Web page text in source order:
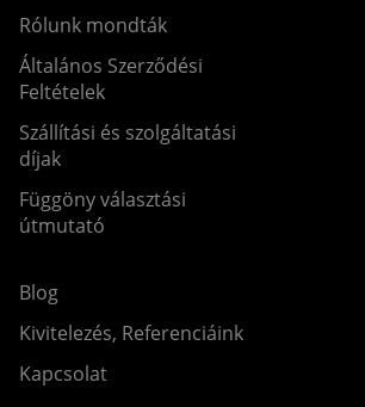
Rólunk mondták
Általános Szerződési
Feltételek
Szállítási és szolgáltatási
díjak
Függöny választási
útmutató
Blog
Kivitelezés, Referenciáink
Kapcsolat